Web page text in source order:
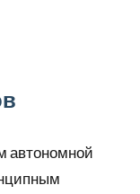
автономной